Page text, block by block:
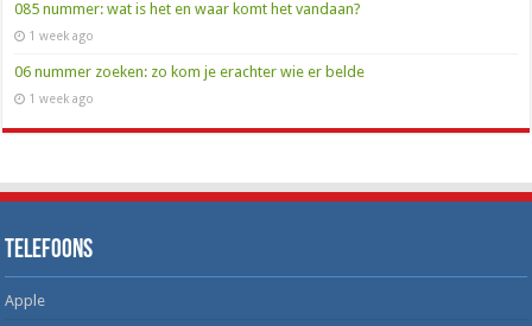
085 nummer: wat is het en waar komt het vandaan?
1 week ago
06 nummer zoeken: zo kom je erachter wie er belde
1 week ago
Telefoons
Apple